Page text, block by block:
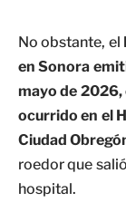
No obstante, el
en Sonora
mayo de 2026,
ocurrido en el
Ciudad
roedor que
hospital.